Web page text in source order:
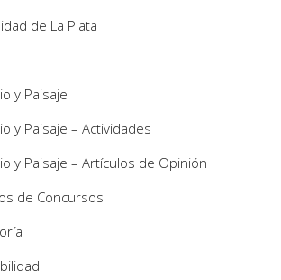
de La Plata
y Paisaje
y Paisaje – Actividades
y Paisaje – Artículos de Opinión
de Concursos